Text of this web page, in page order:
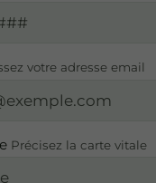
votre adresse email
Précisez la carte vitale